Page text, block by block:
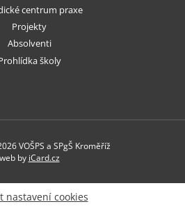
centrum praxe
Projekty
Absolventi
školy
VOŠPS a SPgŠ Kroměříž
web by iCard.cz
nastavení cookies